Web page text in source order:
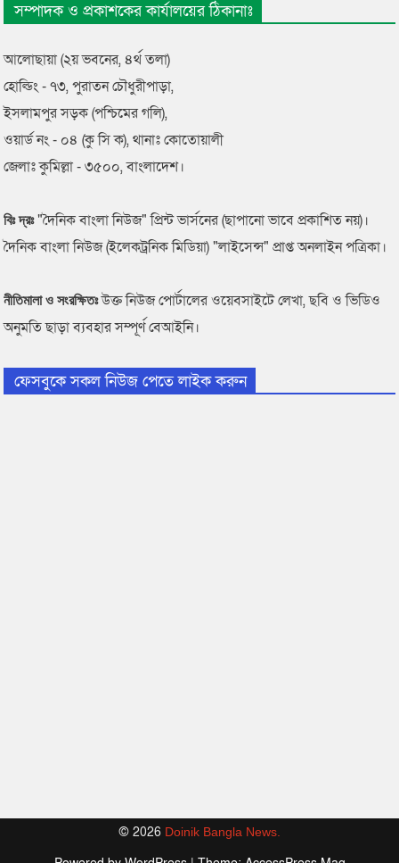
সম্পাদক ও প্রকাশকের কার্যালয়ের ঠিকানাঃ
আলোছায়া (২য় ভবনের, ৪র্থ তলা)
হোল্ডিং - ৭৩, পুরাতন চৌধুরীপাড়া,
ইসলামপুর সড়ক (পশ্চিমের গলি),
ওয়ার্ড নং - ০৪ (কু সি ক), থানাঃ কোতোয়ালী
জেলাঃ কুমিল্লা - ৩৫০০, বাংলাদেশ।
বিঃ দ্রঃ"দৈনিক বাংলা নিউজ" প্রিন্ট ভার্সনের (ছাপানো ভাবে প্রকাশিত নয়)।
দৈনিক বাংলা নিউজ (ইলেকট্রনিক মিডিয়া) "লাইসেন্স" প্রাপ্ত অনলাইন পত্রিকা।
নীতিমালা ও সংরক্ষিতঃউক্ত নিউজ পোর্টালের ওয়েবসাইটে লেখা, ছবি ও ভিডিও
অনুমতি ছাড়া ব্যবহার সম্পূর্ণ বেআইনি।
ফেসবুকে সকল নিউজ পেতে লাইক করুন
© 2026 Doinik Bangla News.